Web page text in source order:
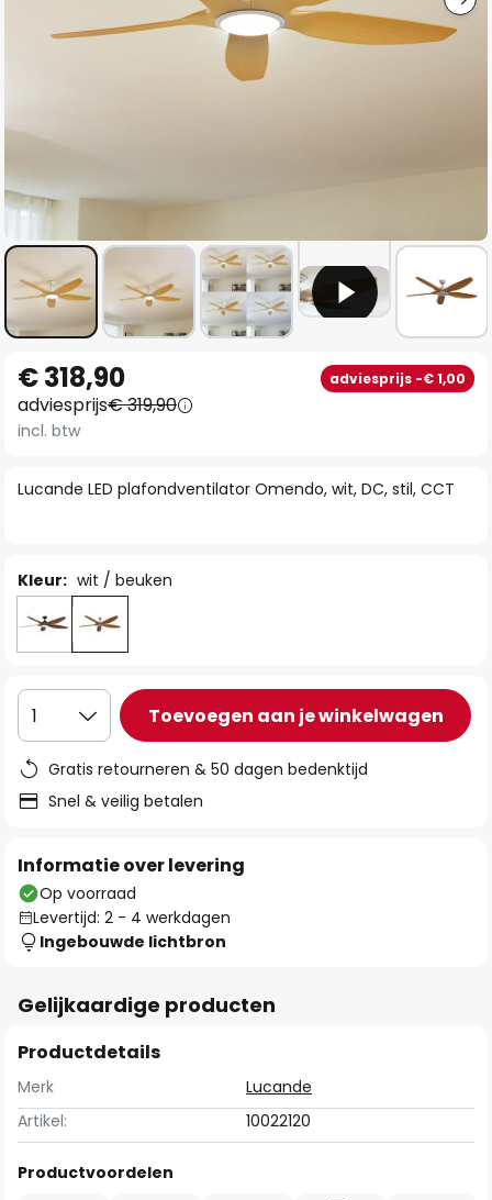
naar
het
begin
de
Lucande LED plafondventilator Omendo, wit, DC, stil, CCT
€ 318,90 adviesprijs -€ 1,00
adviesprijs€ 319,90
incl. btw
Kleur: wit / beuken
1 Toevoegen aan je winkelwagen
Gratis retourneren & 50 dagen bedenktijd
Snel & veilig betalen
Informatie over levering
Op voorraad
Levertijd: 2 - 4 werkdagen
Ingebouwde lichtbron
Gelijkaardige producten
Productdetails
Merk
Lucande
Artikel:
10022120
Productvoordelen